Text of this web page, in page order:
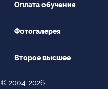
Оплата обучения
Фотогалерея
Второе высшее
© 2004-2026